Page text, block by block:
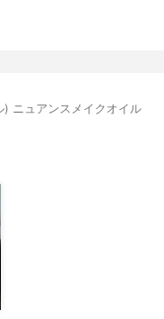
) ニュアンスメイクオイル